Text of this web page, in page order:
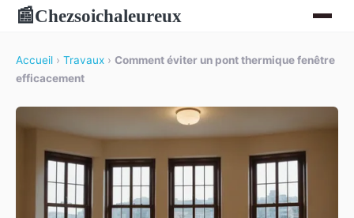
📰Chezsoichaleureux
Accueil › Travaux › Comment éviter un pont thermique fenêtre
efficacement